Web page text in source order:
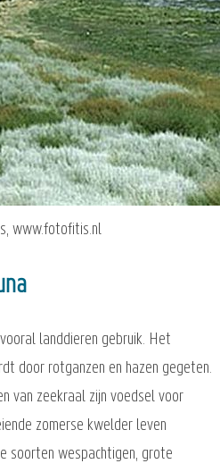
www.fotofitis.nl
landdieren gebruik. Het
door rotganzen en hazen gegeten.
van zeekraal zijn voedsel voor
zomerse kwelder leven
soorten wespachtigen, grote